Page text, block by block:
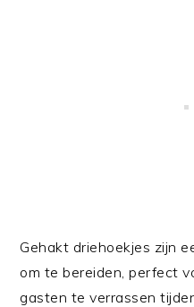
Gehakt driehoekjes zijn
om te bereiden, perfect
gasten te verrassen